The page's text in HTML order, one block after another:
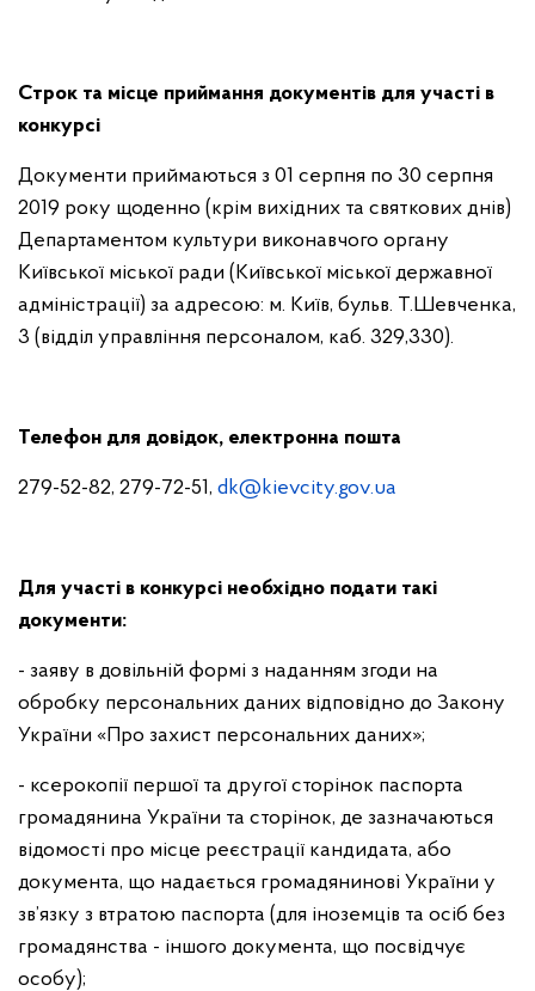
Строк та місце приймання документів для участі в
конкурсі
Документи приймаються з 01 серпня по 30 серпня
2019 року щоденно (крім вихідних та святкових днів)
Департаментом культури виконавчого органу
Київської міської ради (Київської міської державної
адміністрації) за адресою: м. Київ, бульв. Т.Шевченка,
3 (відділ управління персоналом, каб. 329,330).
Телефон для довідок, електронна пошта
279-52-82, 279-72-51, dk@kievcity.gov.ua
Для участі в конкурсі необхідно подати такі
документи:
- заяву в довільній формі з наданням згоди на
обробку персональних даних відповідно до Закону
України «Про захист персональних даних»;
- ксерокопії першої та другої сторінок паспорта
громадянина України та сторінок, де зазначаються
відомості про місце реєстрації кандидата, або
документа, що надається громадянинові України у
зв’язку з втратою паспорта (для іноземців та осіб без
громадянства - іншого документа, що посвідчує
особу);